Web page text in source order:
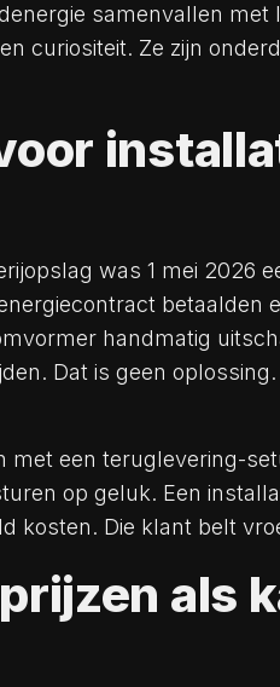
samenvallen met
curiositeit. Ze zijn
was 1 mei 2026
betaalden
handmatig
Dat is geen oplossing.
met een teruglevering-
op geluk. Een
kosten. Die klant belt
als